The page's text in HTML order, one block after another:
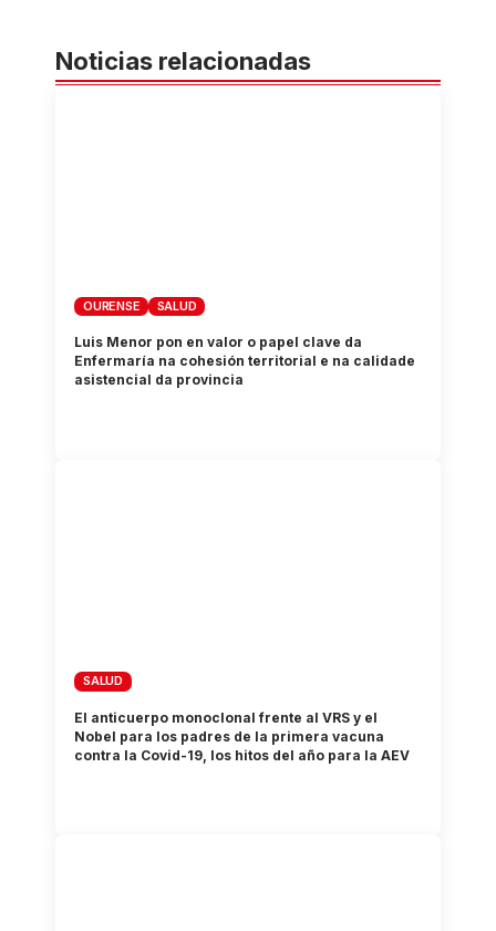
Noticias relacionadas
OURENSE SALUD
Luis Menor pon en valor o papel clave da
Enfermaría na cohesión territorial e na calidade
asistencial da provincia
SALUD
El anticuerpo monoclonal frente al VRS y el
Nobel para los padres de la primera vacuna
contra la Covid-19, los hitos del año para la AEV